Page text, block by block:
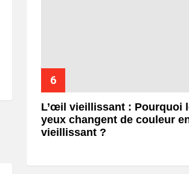
L’œil vieillissant : Pourquoi
yeux changent de couleur
vieillissant ?